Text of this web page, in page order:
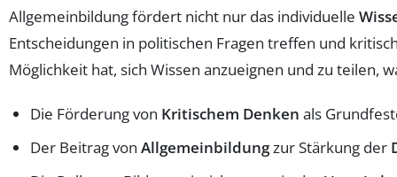
Allgemeinbildung fördert nicht nur das individuelle
Entscheidungen in politischen Fragen treffen und
Möglichkeit hat, sich Wissen anzueignen und zu teilen,
Die Förderung von Kritischem Denken als
Der Beitrag von Allgemeinbildungzur Stärkung der